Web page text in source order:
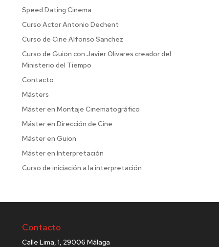
Speed Dating Cinema
Curso Actor Antonio Dechent
Curso de Cine Alfonso Sanchez
Curso de Guion con Javier Olivares creador del
Ministerio del Tiempo
Contacto
Másters
Máster en Montaje Cinematográfico
Máster en Dirección de Cine
Máster en Guion
Máster en Interpretación
Curso de iniciación a la interpretación
Contacto
Calle Lima, 1, 29006 Málaga